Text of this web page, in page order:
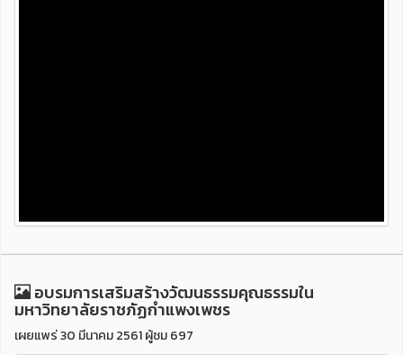
อบรมการเสริมสร้างวัฒนธรรมคุณธรรมใน
มหาวิทยาลัยราชภัฏกำแพงเพชร
เผยแพร่ 30 มีนาคม 2561 ผู้ชม 697